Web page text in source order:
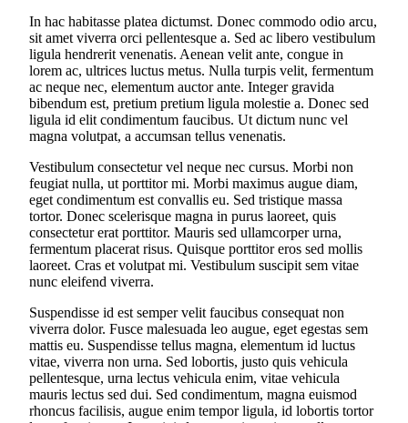
In hac habitasse platea dictumst. Donec commodo odio arcu,
sit amet viverra orci pellentesque a. Sed ac libero vestibulum
ligula hendrerit venenatis. Aenean velit ante, congue in
lorem ac, ultrices luctus metus. Nulla turpis velit, fermentum
ac neque nec, elementum auctor ante. Integer gravida
bibendum est, pretium pretium ligula molestie a. Donec sed
ligula id elit condimentum faucibus. Ut dictum nunc vel
magna volutpat, a accumsan tellus venenatis.
Vestibulum consectetur vel neque nec cursus. Morbi non
feugiat nulla, ut porttitor mi. Morbi maximus augue diam,
eget condimentum est convallis eu. Sed tristique massa
tortor. Donec scelerisque magna in purus laoreet, quis
consectetur erat porttitor. Mauris sed ullamcorper urna,
fermentum placerat risus. Quisque porttitor eros sed mollis
laoreet. Cras et volutpat mi. Vestibulum suscipit sem vitae
nunc eleifend viverra.
Suspendisse id est semper velit faucibus consequat non
viverra dolor. Fusce malesuada leo augue, eget egestas sem
mattis eu. Suspendisse tellus magna, elementum id luctus
vitae, viverra non urna. Sed lobortis, justo quis vehicula
pellentesque, urna lectus vehicula enim, vitae vehicula
mauris lectus sed dui. Sed condimentum, magna euismod
rhoncus facilisis, augue enim tempor ligula, id lobortis tortor